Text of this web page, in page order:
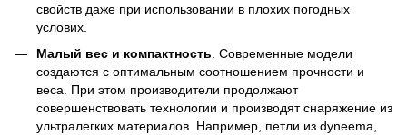
свойств даже при использовании в плохих погодных
услових.
Малый вес и компактность . Современные модели
создаются с оптимальным соотношением прочности и
веса. При этом производители продолжают
совершенствовать технологии и производят снаряжение из
ультралегких материалов. Например, петли из dyneema,